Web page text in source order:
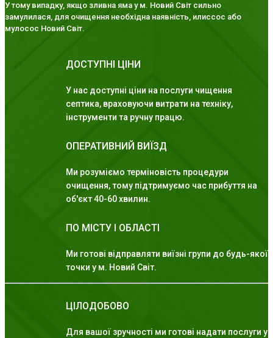
У тому випадку, якщо зливна яма у м. Новий Світ сильно
замулилася, для очищення необхідна наявність, илиссос або
мулосос Новий Світ.
ДОСТУПНІ ЦІНИ
У нас доступні ціни на послуги чищення
септика, враховуючи витрати на техніку,
інструменти та ручну працю.
ОПЕРАТИВНИЙ ВИЇЗД
Ми розуміємо терміновість процедури
очищення, тому підтримуємо час прибуття на
об'єкт 40-60 хвилин.
ПО МІСТУ І ОБЛАСТІ
Ми готові відправляти виїзні групи до будь-якої
точки у м. Новий Світ.
ЦІЛОДОБОВО
Для вашої зручності ми готові надати послуги у